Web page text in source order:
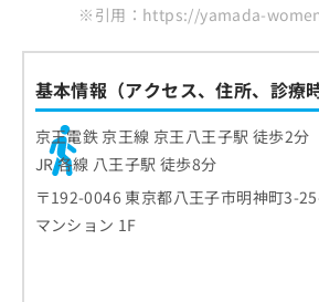
※引用：https://yamada-
基本情報（アクセス、住所、診療
京王電鉄 京王線 京王八王子駅 徒歩2分
JR 各線 八王子駅 徒歩8分
〒192-0046 東京都八王子市明神町3-
マンション 1F